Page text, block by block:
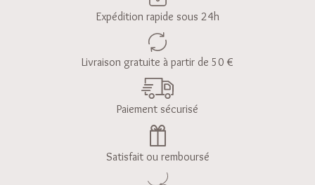
Expédition rapide sous 24h
Livraison gratuite à partir de 50 €
Paiement sécurisé
Satisfait ou remboursé